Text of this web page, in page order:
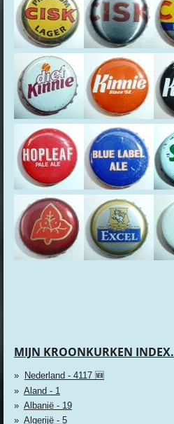
MIJN KROONKURKEN INDEX.
Nederland - 4117 🆕
Aland - 1
Albanië - 19
Algerijë - 5